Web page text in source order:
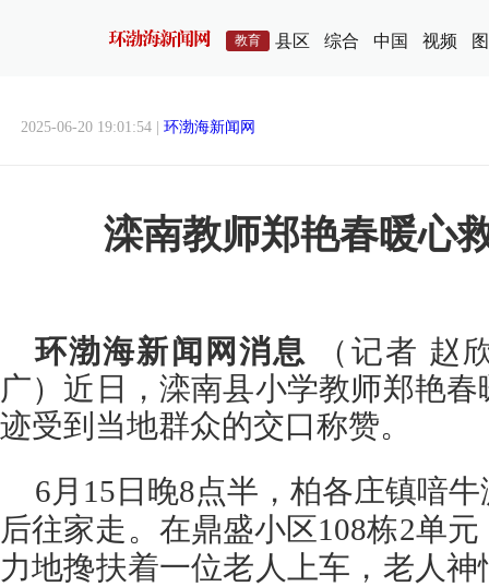
教育 县区 综合 中国 视频
2025-06-20 19:01:54 | 环渤海新闻网
滦南教师郑艳春暖心
环渤海新闻网消息
（记者 赵
广）近日，滦南县小学教师郑艳
迹受到当地群众的交口称赞。
6月15日晚8点半，柏各庄镇喑
后往家走。在鼎盛小区108栋2单
力地搀扶着一位老人上车，老人